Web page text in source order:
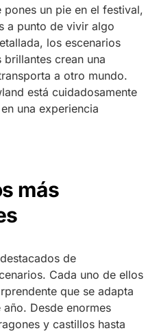
un pie en el festival,
a punto de vivir algo
los escenarios
crean una
a otro mundo.
está cuidadosamente
una experiencia
más
de
Cada uno de ellos
que se adapta
Desde enormes
y castillos hasta